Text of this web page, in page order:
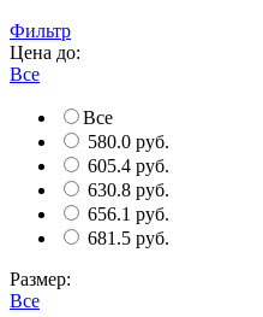
Фильтр
Цена до:
Все
Все
580.0 руб.
605.4 руб.
630.8 руб.
656.1 руб.
681.5 руб.
Размер:
Все